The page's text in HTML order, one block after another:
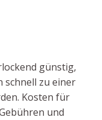
günstig,
schnell zu einer
Kosten für
und